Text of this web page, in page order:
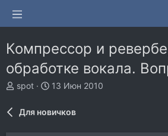
Компрессор и
обработке вокала.
А
о
р
spot
Д
н
13 Июн 2010
Для новичков